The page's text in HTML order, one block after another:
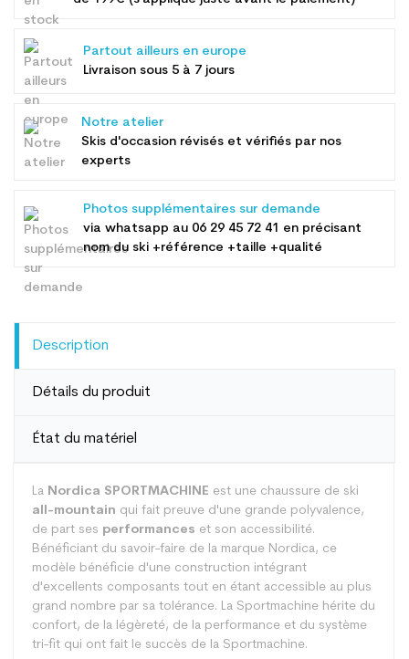
Partout ailleurs en europe
Livraison sous 5 à 7 jours
Notre atelier
Skis d'occasion révisés et vérifiés par nos
experts
Photos supplémentaires sur demande
via whatsapp au 06 29 45 72 41 en précisant
nom du ski +référence +taille +qualité
Description
Détails du produit
État du matériel
La Nordica SPORTMACHINE est une chaussure de ski
all-mountain qui fait preuve d'une grande polyvalence,
de part ses performances et son accessibilité.
Bénéficiant du savoir-faire de la marque Nordica, ce
modèle bénéficie d'une construction intégrant
d'excellents composants tout en étant accessible au plus
grand nombre par sa tolérance. La Sportmachine hérite du
confort, de la légèreté, de la performance et du système
tri-fit qui ont fait le succès de la Sportmachine.